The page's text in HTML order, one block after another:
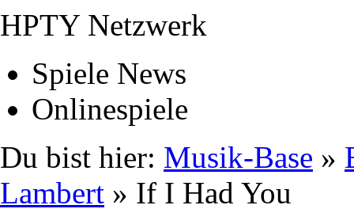
HPTY Netzwerk
Spiele News
Onlinespiele
Du bist hier: Musik-Base »
Lambert » If I Had You